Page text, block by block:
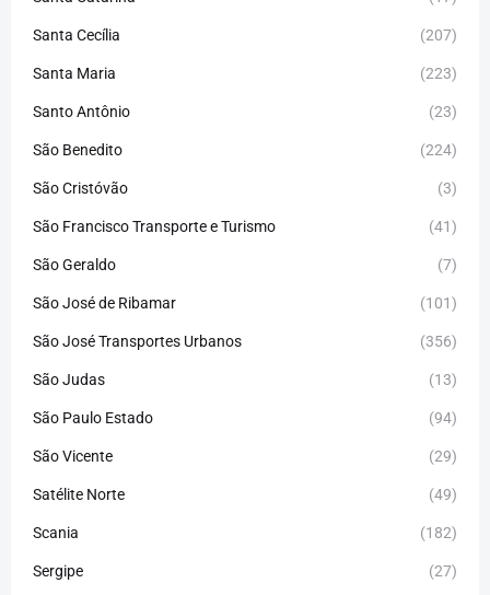
Santa Cecília (207)
Santa Maria (223)
Santo Antônio (23)
São Benedito (224)
São Cristóvão (3)
São Francisco Transporte e Turismo (41)
São Geraldo (7)
São José de Ribamar (101)
São José Transportes Urbanos (356)
São Judas (13)
São Paulo Estado (94)
São Vicente (29)
Satélite Norte (49)
Scania (182)
Sergipe (27)